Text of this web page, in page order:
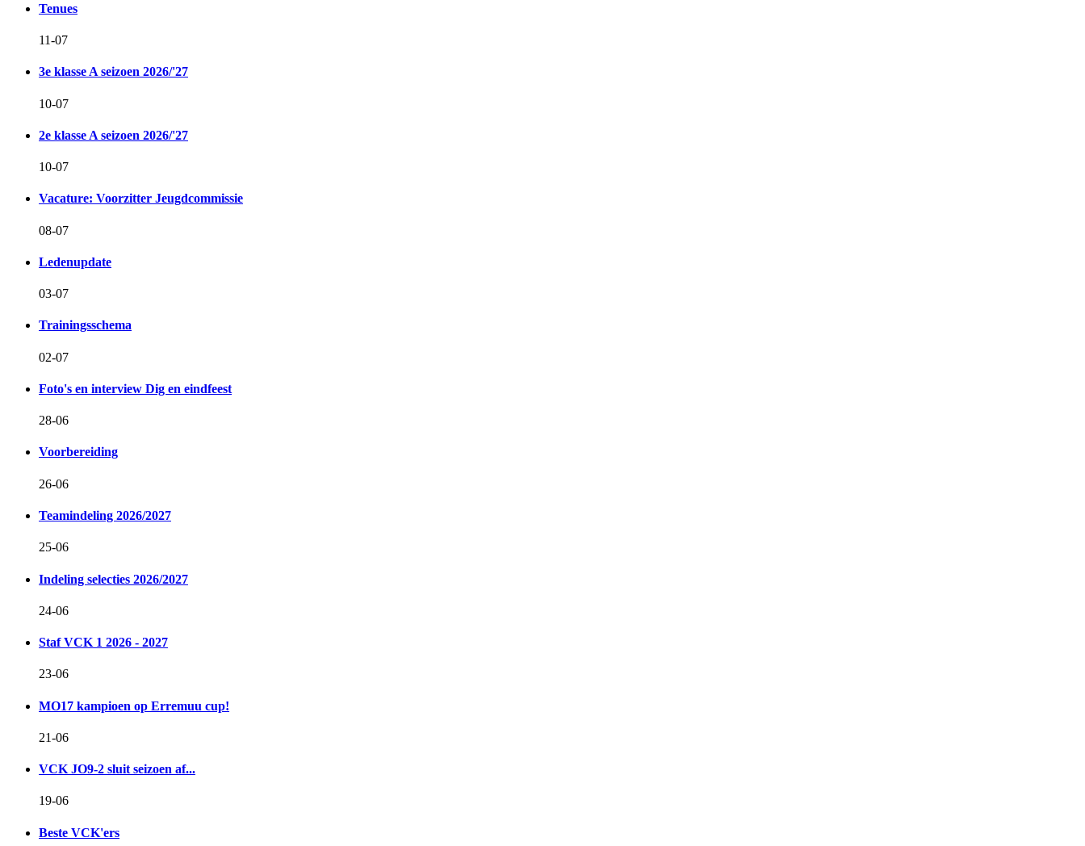
Tenues
11-07
3e klasse A seizoen 2026/'27
10-07
2e klasse A seizoen 2026/'27
10-07
Vacature: Voorzitter Jeugdcommissie
08-07
Ledenupdate
03-07
Trainingsschema
02-07
Foto's en interview Dig en eindfeest
28-06
Voorbereiding
26-06
Teamindeling 2026/2027
25-06
Indeling selecties 2026/2027
24-06
Staf VCK 1 2026 - 2027
23-06
MO17 kampioen op Erremuu cup!
21-06
VCK JO9-2 sluit seizoen af...
19-06
Beste VCK'ers